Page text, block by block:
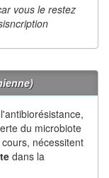
vous le restez
du microbiote
nécessitent
dans la